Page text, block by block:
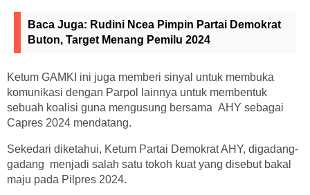
Baca Juga: Rudini Ncea Pimpin Partai Demokrat
Buton, Target Menang Pemilu 2024
Ketum GAMKI ini juga memberi sinyal untuk membuka
komunikasi dengan Parpol lainnya untuk membentuk
sebuah koalisi guna mengusung bersama AHY sebagai
Capres 2024 mendatang.
Sekedari diketahui, Ketum Partai Demokrat AHY, digadang-
gadang menjadi salah satu tokoh kuat yang disebut bakal
maju pada Pilpres 2024.